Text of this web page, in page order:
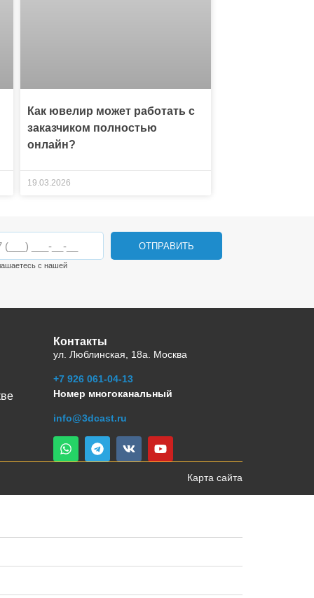
Как ювелир может работать с
заказчиком полностью
онлайн?
19.03.2026
ОТПРАВИТЬ
с нашей
Контакты
ул. Люблинская, 18а. Москва
+7 926 061-04-13
Номер многоканальный
info@3dcast.ru
Карта сайта